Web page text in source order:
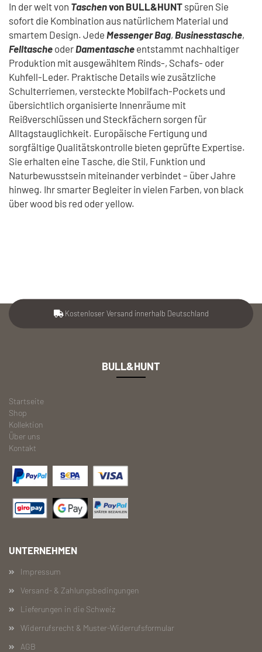
In der welt von Taschenvon BULL&HUNT spüren Sie
sofort die Kombination aus natürlichem Material und
smartem Design. Jede Messenger Bag, Businesstasche,
Felltasche oderDamentasche entstammt nachhaltiger
Produktion mit ausgewähltem Rinds‑, Schafs‑ oder
Kuhfell‑Leder. Praktische Details wie zusätzliche
Schulterriemen, versteckte Mobilfach-Pockets und
übersichtlich organisierte Innenräume mit
Reißverschlüssen und Steckfächern sorgen für
Alltagstauglichkeit. Europäische Fertigung und
sorgfältige Qualitätskontrolle bieten geprüfte Expertise.
Sie erhalten eine Tasche, die Stil, Funktion und
Naturbewusstsein miteinander verbindet – über Jahre
hinweg. Ihr smarter Begleiter in vielen Farben, von black
über wood bis red oder yellow.
Kostenloser Versand innerhalb Deutschland
BULL&HUNT
Startseite
Shop
Kollektion
Über uns
Kontakt
UNTERNEHMEN
Impressum
Versand- & Zahlungsbedingungen
Lieferungen in die Schweiz
Widerrufsrecht & Muster-Widerrufsformular
AGB